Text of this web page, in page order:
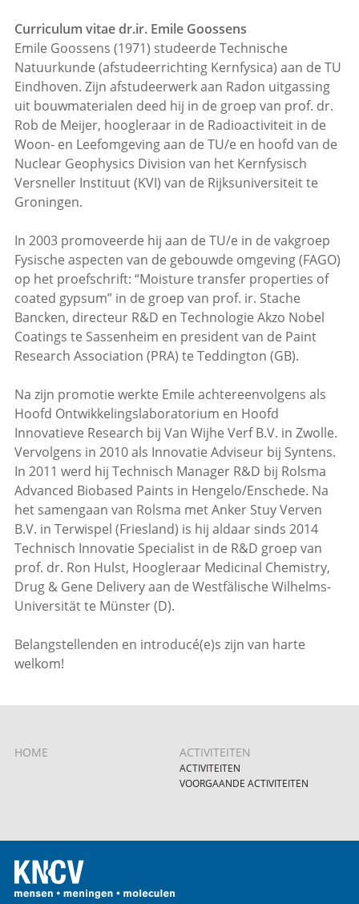
Curriculum vitae dr.ir. Emile Goossens
Emile Goossens (1971) studeerde Technische
Natuurkunde (afstudeerrichting Kernfysica) aan de TU
Eindhoven. Zijn afstudeerwerk aan Radon uitgassing
uit bouwmaterialen deed hij in de groep van prof. dr.
Rob de Meijer, hoogleraar in de Radioactiviteit in de
Woon- en Leefomgeving aan de TU/e en hoofd van de
Nuclear Geophysics Division van het Kernfysisch
Versneller Instituut (KVI) van de Rijksuniversiteit te
Groningen.
In 2003 promoveerde hij aan de TU/e in de vakgroep
Fysische aspecten van de gebouwde omgeving (FAGO)
op het proefschrift: “Moisture transfer properties of
coated gypsum” in de groep van prof. ir. Stache
Bancken, directeur R&D en Technologie Akzo Nobel
Coatings te Sassenheim en president van de Paint
Research Association (PRA) te Teddington (GB).
Na zijn promotie werkte Emile achtereenvolgens als
Hoofd Ontwikkelingslaboratorium en Hoofd
Innovatieve Research bij Van Wijhe Verf B.V. in Zwolle.
Vervolgens in 2010 als Innovatie Adviseur bij Syntens.
In 2011 werd hij Technisch Manager R&D bij Rolsma
Advanced Biobased Paints in Hengelo/Enschede. Na
het samengaan van Rolsma met Anker Stuy Verven
B.V. in Terwispel (Friesland) is hij aldaar sinds 2014
Technisch Innovatie Specialist in de R&D groep van
prof. dr. Ron Hulst, Hoogleraar Medicinal Chemistry,
Drug & Gene Delivery aan de Westfälische Wilhelms-
Universität te Münster (D).
Belangstellenden en introducé(e)s zijn van harte
welkom!
HOME ACTIVITEITEN
ACTIVITEITEN
VOORGAANDE ACTIVITEITEN